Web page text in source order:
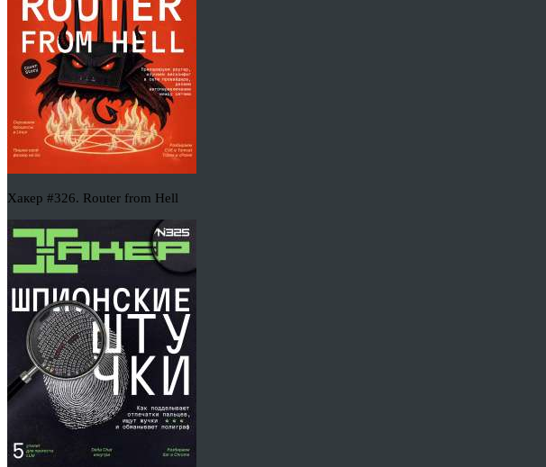
Хакер #326. Router from Hell